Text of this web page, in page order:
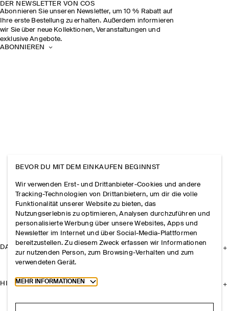
DER NEWSLETTER VON COS
Abonnieren Sie unseren Newsletter, um 10 % Rabatt auf
Ihre erste Bestellung zu erhalten. Außerdem informieren
wir Sie über neue Kollektionen, Veranstaltungen und
exklusive Angebote.
ABONNIEREN
DAS UNTERNEHMEN
HILFE
BEVOR DU MIT DEM EINKAUFEN BEGINNST
Wir verwenden Erst- und Drittanbieter-Cookies und andere
Tracking-Technologien von Drittanbietern, um dir die volle
Funktionalität unserer Website zu bieten, das
Nutzungserlebnis zu optimieren, Analysen durchzuführen und
personalisierte Werbung über unsere Websites, Apps und
Newsletter im Internet und über Social-Media-Plattformen
bereitzustellen. Zu diesem Zweck erfassen wir Informationen
zur nutzenden Person, zum Browsing-Verhalten und zum
verwendeten Gerät.
Toggle more cookie information
MEHR INFORMATIONEN